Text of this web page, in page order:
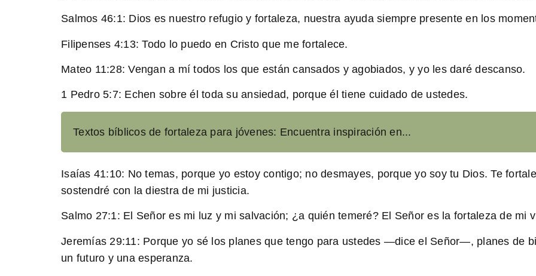
Salmos 46:1: Dios es nuestro refugio y fortaleza, nuestra ayuda siempre presente en los
Filipenses 4:13: Todo lo puedo en Cristo que me fortalece.
Mateo 11:28: Vengan a mí todos los que están cansados y agobiados, y yo les daré descanso.
1 Pedro 5:7: Echen sobre él toda su ansiedad, porque él tiene cuidado de ustedes.
Textos bíblicos de fortaleza para jóvenes: Encuentra inspiración en...
Isaías 41:10: No temas, porque yo estoy contigo; no desmayes, porque yo soy tu Dios. Te
sostendré con la diestra de mi justicia.
Salmo 27:1: El Señor es mi luz y mi salvación; ¿a quién temeré? El Señor es la fortaleza de mi
Jeremías 29:11: Porque yo sé los planes que tengo para ustedes —dice el Señor—, planes de
un futuro y una esperanza.